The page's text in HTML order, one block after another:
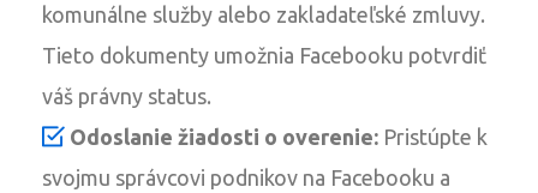
komunálne služby alebo zakladateľské zmluvy.
Tieto dokumenty umožnia Facebooku potvrdiť
váš právny status.
Odoslanie žiadosti o overenie: Pristúpte k
svojmu správcovi podnikov na Facebooku a